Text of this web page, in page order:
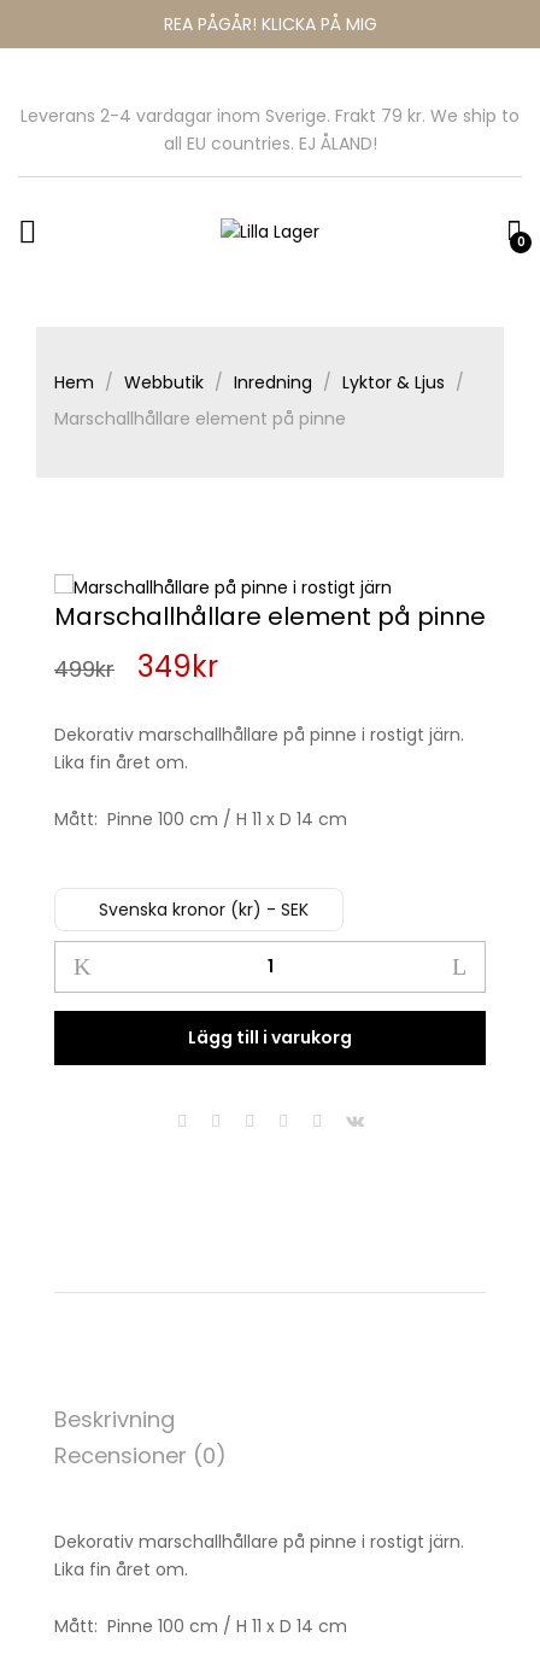
REA PÅGÅR! KLICKA PÅ MIG
Leverans 2-4 vardagar inom Sverige. Frakt 79 kr. We ship to
all EU countries. EJ ÅLAND!
0
Hem Webbutik Inredning
Lyktor & Ljus
Marschallhållare element på pinne
Marschallhållare element på pinne
499kr
Det
priset
var:
349kr
är:
Dekorativ marschallhållare på pinne i rostigt järn.
Lika fin året om.
Mått: Pinne 100 cm / H 11 x D 14 cm
Svenska kronor (kr) - SEK
på
quantity
Lägg till i varukorg
Beskrivning
Recensioner (0)
Dekorativ marschallhållare på pinne i rostigt järn.
Lika fin året om.
Mått: Pinne 100 cm / H 11 x D 14 cm